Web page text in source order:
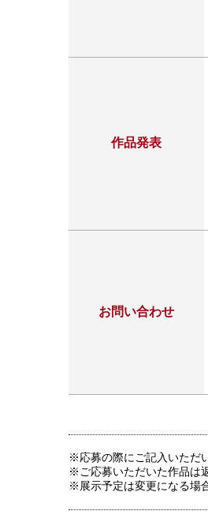
作品発表
お問い合わせ
応募の際にご記入いただ
ご応募いただいた作品は
展示予定は変更になる場